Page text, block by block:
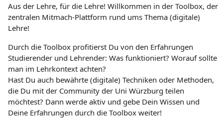
Aus der Lehre, für die Lehre! Willkommen in der Toolbox, der
zentralen Mitmach-Plattform rund ums Thema (digitale)
Lehre!
Durch die Toolbox profitierst Du von den Erfahrungen
Studierender und Lehrender: Was funktioniert? Worauf sollte
man im Lehrkontext achten?
Hast Du auch bewährte (digitale) Techniken oder Methoden,
die Du mit der Community der Uni Würzburg teilen
möchtest? Dann werde aktiv und gebe Dein Wissen und
Deine Erfahrungen durch die Toolbox weiter!